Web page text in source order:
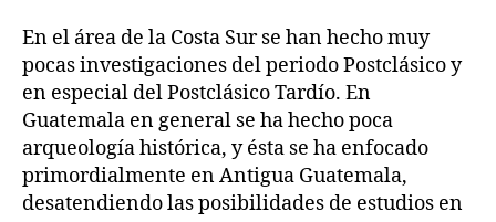
En el área de la Costa Sur se han hecho muy
pocas investigaciones del periodo Postclásico y
en especial del Postclásico Tardío. En
Guatemala en general se ha hecho poca
arqueología histórica, y ésta se ha enfocado
primordialmente en Antigua Guatemala,
desatendiendo las posibilidades de estudios en